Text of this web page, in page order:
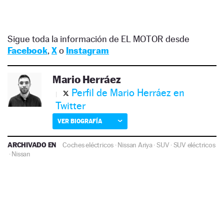
Sigue toda la información de EL MOTOR desde
Facebook, Xo Instagram
Mario Herráez
Perfil de Mario Herráez en
Twitter
VER BIOGRAFÍA
ARCHIVADO EN Coches eléctricos ·Nissan Ariya·SUV ·SUV eléctricos
·Nissan